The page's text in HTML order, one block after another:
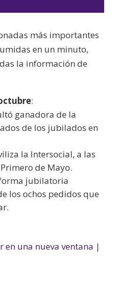
más importantes
en un minuto,
la información de
:
ganadora de la
de los jubilados en
la Intersocial, a las
de Mayo.
jubilatoria
los ochos pedidos que
en una nueva ventana |